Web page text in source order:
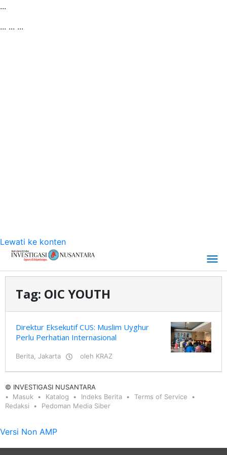
...
... ... ...
Lewati ke konten
Tag: OIC YOUTH
Direktur Eksekutif CUS: Muslim Uyghur
Perlu Perhatian Internasional
Berita Jakarta oleh KRAZ
© INVESTIGASI NUSANTARA
Masuk
Katalog Indeks Berita
Terms of Service
Redaksi
Pedoman Media Siber
Versi Non AMP